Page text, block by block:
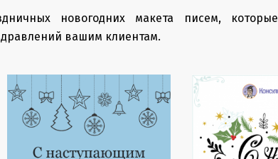
новогодних макета писем,
вашим клиентам.